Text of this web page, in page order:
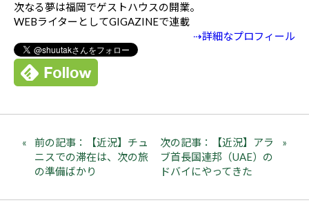
次なる夢は福岡でゲストハウスの開業。
WEBライターとしてGIGAZINEで連載
⇢詳細なプロフィール
前の記事：【近況】チュ
ニスでの滞在は、次の旅
の準備ばかり
次の記事：【近況】アラ
ブ首長国連邦（UAE）の
ドバイにやってきた